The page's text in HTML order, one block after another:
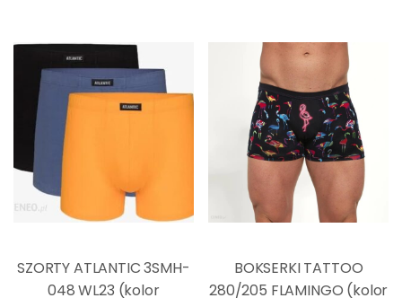
SZORTY ATLANTIC 3SMH-
048 WL23 (kolor
BOKSERKI TATTOO
280/205 FLAMINGO (kolor